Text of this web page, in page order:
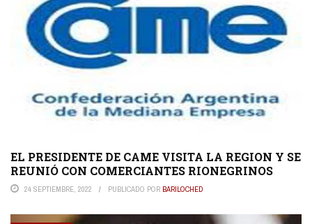
EL PRESIDENTE DE CAME VISITA LA REGION Y SE
REUNIÓ CON COMERCIANTES RIONEGRINOS
24 SEPTIEMBRE, 2022 PUBLICADO POR BARILOCHED